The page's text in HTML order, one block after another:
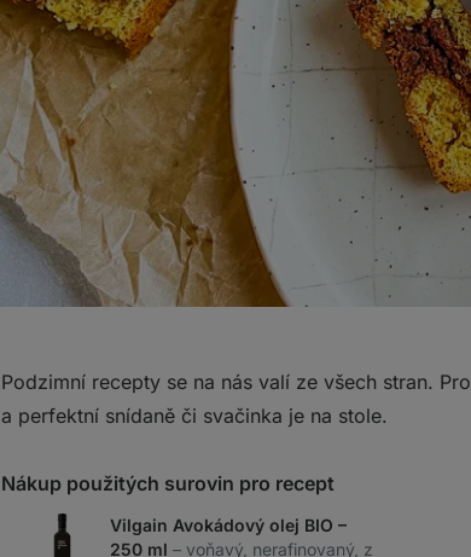
Podzimní recepty se na nás valí ze všech stran.
a perfektní snídaně či svačinka je na stole.
Nákup použitých surovin pro recept
Vilgain Avokádový olej BIO –
250 ml – voňavý, nerafinovaný, z